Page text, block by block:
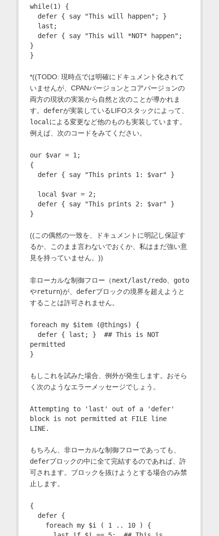
while(1) {
}
*((TODO: 現時点では明確にドキュメント化されて
いませんが、CPANバージョンとコアバージョンの
両方の現状の実装から自然と次のことが導かれま
す。 deferが実装しているLIFOスタックによって、
local による変更など他のものも実装しています。
例えば、次のコードをみてください。
our $var = 1;
{
((この偶然の一致を、ドキュメントに明記し保証す
るか、このまま言わないでおくか、私はまだ強い意
見を持っていません。))
非ローカルな制御フロー（next/last/redo、 goto
やreturn)が、 deferブロックの境界を超えようと
することは許可されません。
foreach my $item (@things) {
permitted
もしこれを試みた場合、例外が発生します。おそら
く次のようなエラーメッセージでしょう。
Attempting to 'last' out of a 'defer'
block is not permitted at FILE line
もちろん、非ローカルな制御フローであっても、
deferブロックの中に全て完結するのであれば、許
可されます。ブロックを抜けようとする場合のみ禁
止します。
{